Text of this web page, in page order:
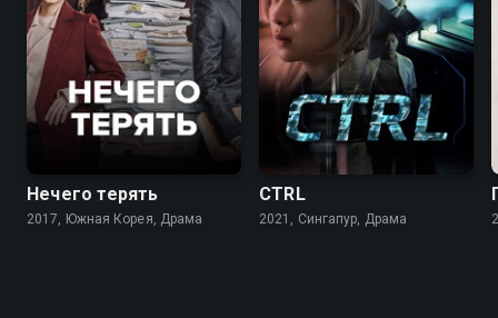
6.7
Нечего терять
2017, Южная Корея, Драма
CTRL
2021, Сингапур, Драма